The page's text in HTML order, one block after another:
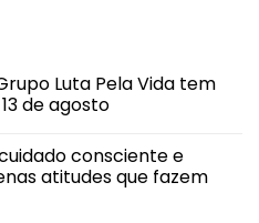
Luta Pela Vida tem
de agosto
consciente e
atitudes que fazem